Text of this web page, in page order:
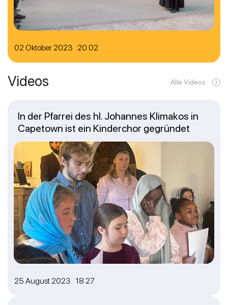
02 Oktober 2023 20:02
Videos Alle Videos
25 August 2023 18:27
In der Pfarrei des hl. Johannes Klimakos in
Capetown ist ein Kinderchor gegründet